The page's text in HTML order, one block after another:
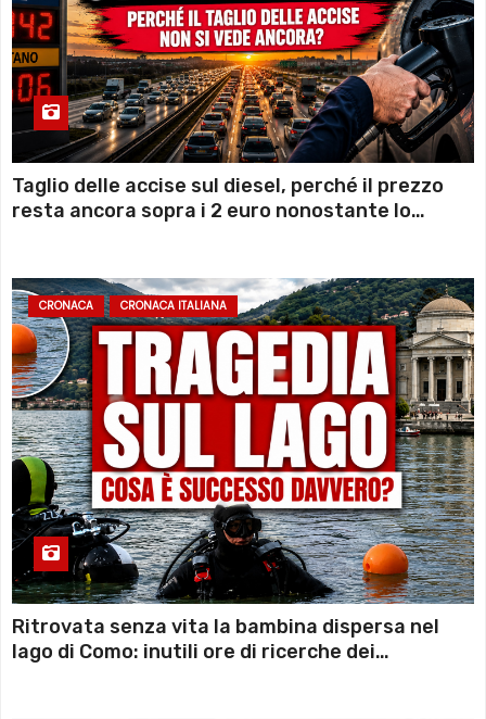
Taglio delle accise sul diesel, perché il prezzo
resta ancora sopra i 2 euro nonostante lo
CRONACA CRONACA ITALIANA
Ritrovata senza vita la bambina dispersa nel
lago di Como: inutili ore di ricerche dei